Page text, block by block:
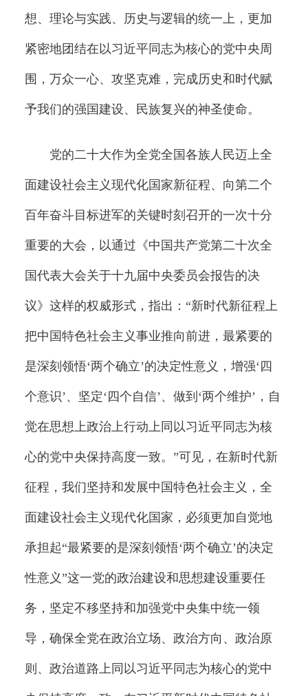
想、理论与实践、历史与逻辑的统一上，更加
紧密地团结在以习近平同志为核心的党中央周
围，万众一心、攻坚克难，完成历史和时代赋
予我们的强国建设、民族复兴的神圣使命。
党的二十大作为全党全国各族人民迈上全
面建设社会主义现代化国家新征程、向第二个
百年奋斗目标进军的关键时刻召开的一次十分
重要的大会，以通过《中国共产党第二十次全
国代表大会关于十九届中央委员会报告的决
议》这样的权威形式，指出：“新时代新征程上
把中国特色社会主义事业推向前进，最紧要的
是深刻领悟‘两个确立’的决定性意义，增强‘四
个意识’、坚定‘四个自信’、做到‘两个维护’，自
觉在思想上政治上行动上同以习近平同志为核
心的党中央保持高度一致。”可见，在新时代新
征程，我们坚持和发展中国特色社会主义，全
面建设社会主义现代化国家，必须更加自觉地
承担起“最紧要的是深刻领悟‘两个确立’的决定
性意义”这一党的政治建设和思想建设重要任
务，坚定不移坚持和加强党中央集中统一领
导，确保全党在政治立场、政治方向、政治原
则、政治道路上同以习近平同志为核心的党中